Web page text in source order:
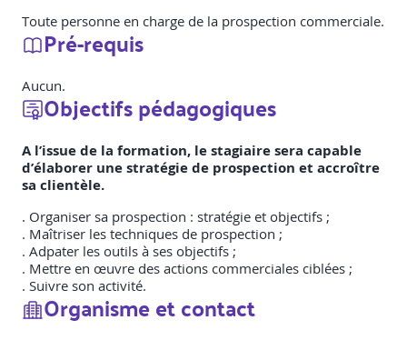
Toute personne en charge de la prospection commerciale.
Pré-requis
Aucun.
Objectifs pédagogiques
A l’issue de la formation, le stagiaire sera capable
d’élaborer une stratégie de prospection et accroître
sa clientèle.
. Organiser sa prospection : stratégie et objectifs ;
. Maîtriser les techniques de prospection ;
. Adpater les outils à ses objectifs ;
. Mettre en œuvre des actions commerciales ciblées ;
. Suivre son activité.
Organisme et contact